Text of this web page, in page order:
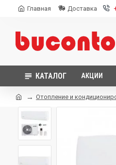
Главная Доставка
КАТАЛОГ АКЦИИ
Отопление и